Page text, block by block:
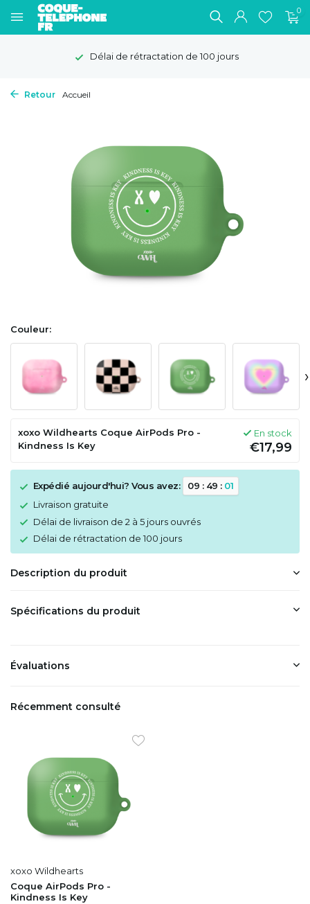
0
Délai de rétractation de 100 jours
Retour Accueil
Couleur:
›
xoxo Wildhearts Coque AirPods Pro -
Kindness Is Key
En stock
€17,99
Expédié aujourd'hui? Vous avez: 09 : 49 : 01
Livraison gratuite
Délai de livraison de 2 à 5 jours ouvrés
Délai de rétractation de 100 jours
Description du produit
Spécifications du produit
Évaluations
Récemment consulté
xoxo Wildhearts
Coque AirPods Pro -
Kindness Is Key